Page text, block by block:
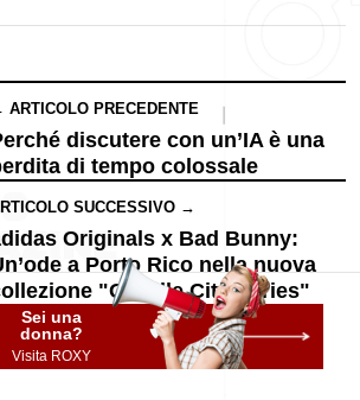
ARTICOLO PRECEDENTE
discutere con un’IA è una
di tempo colossale
SUCCESSIVO →
Originals x Bad Bunny:
a Porto Rico nella nuova
"Gazelle City Series"
Sei una
donna?
Visita ROXY